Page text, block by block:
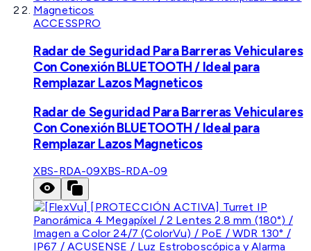
ACCESSPRO
Radar de Seguridad Para Barreras Vehiculares
Con Conexión BLUETOOTH / Ideal para
Remplazar Lazos Magneticos
Radar de Seguridad Para Barreras Vehiculares
Con Conexión BLUETOOTH / Ideal para
Remplazar Lazos Magneticos
XBS-RDA-09XBS-RDA-09